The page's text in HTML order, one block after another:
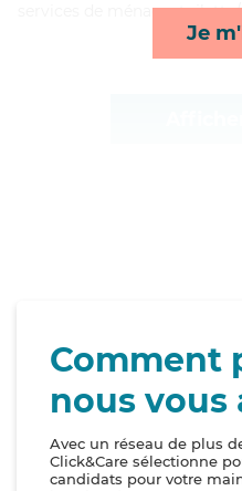
Je
services de ménage,
Comment
nous vous
Avec un réseau de plus
Click&Care sélectionne
candidats pour votre